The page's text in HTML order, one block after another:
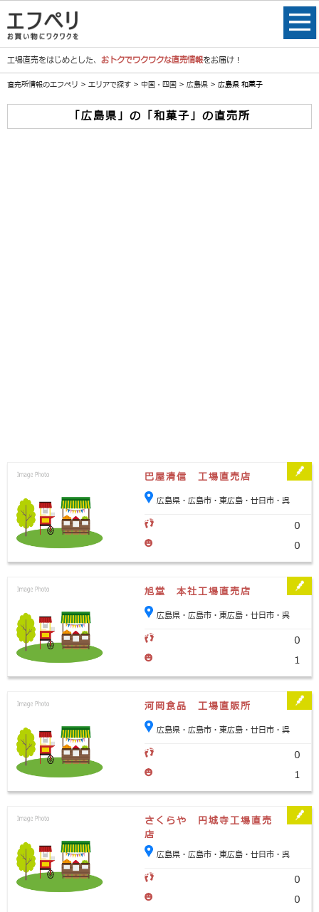
工場直売をはじめとした、 おトクでワクワクな直売情報をお届け！
直売所情報のエフペリ > エリアで探す > 中国・四国 > 広島県 > 広島県 和菓子
「広島県」の「和菓子」の直売所
巴屋清信 工場直売店
広島県・広島市・東広島・廿日市・呉
0
0
旭堂 本社工場直売店
広島県・広島市・東広島・廿日市・呉
0
1
河岡食品 工場直販所
広島県・広島市・東広島・廿日市・呉
0
1
さくらや 円城寺工場直売
店
広島県・広島市・東広島・廿日市・呉
0
0